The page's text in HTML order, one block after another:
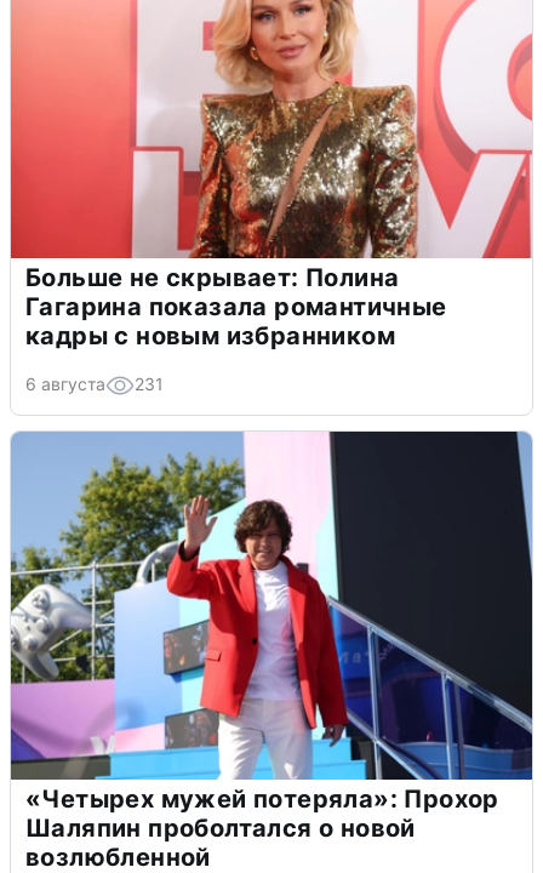
Больше не скрывает: Полина
Гагарина показала романтичные
кадры с новым избранником
6 августа 231
«Четырех мужей потеряла»: Прохор
Шаляпин проболтался о новой
возлюбленной